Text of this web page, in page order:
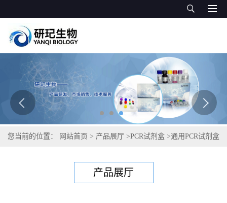
您当前的位置： 网站首页 > 产品展厅 >PCR试剂盒 >通用PCR试剂盒
产品展厅